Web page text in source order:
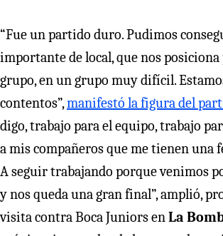
“Fue un partido duro. Pudimos
importante de local, que nos
grupo, en un grupo muy difícil.
contentos”,manifestó la figura del
digo, trabajo para el equipo, trabajo
a mis compañeros que me tienen una
A seguir trabajando porque venimos
y nos queda una gran final”, amplió,
visita contra Boca Juniors en La